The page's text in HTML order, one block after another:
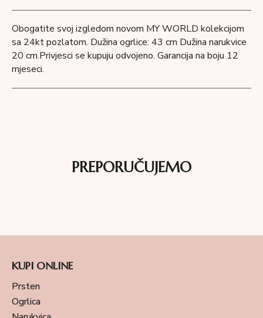
Obogatite svoj izgledom novom MY WORLD kolekcijom
sa 24kt pozlatom. Dužina ogrlice: 43 cm Dužina narukvice
20 cm.Privjesci se kupuju odvojeno. Garancija na boju 12
mjeseci.
PREPORUČUJEMO
KUPI ONLINE
Prsten
Ogrlica